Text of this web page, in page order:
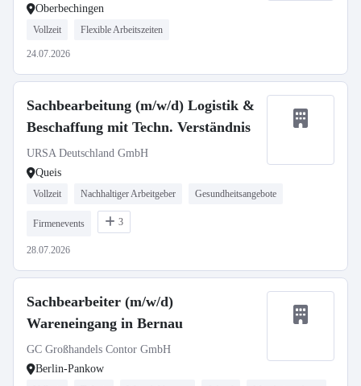
Oberbechingen
Vollzeit Flexible Arbeitszeiten
24.07.2026
Sachbearbeitung (m/w/d) Logistik &
Beschaffung mit Techn. Verständnis
URSA Deutschland GmbH
Queis
Vollzeit Nachhaltiger Arbeitgeber Gesundheitsangebote
Firmenevents 3
28.07.2026
Sachbearbeiter (m/w/d)
Wareneingang in Bernau
GC Großhandels Contor GmbH
Berlin-Pankow